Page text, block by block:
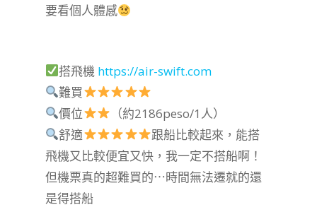
要看個人體感
搭飛機 https://air-swift.com
難買
價位
（約2186peso/1人）
舒適
跟船比較起來，能搭
飛機又比較便宜又快，我一定不搭船啊！
但機票真的超難買的⋯時間無法遷就的還
是得搭船